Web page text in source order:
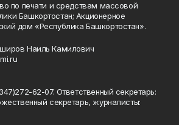
по печати и средствам массовой
Башкортостан; Акционерное
дом «Республика Башкортостан».
Наиль Камилович
62-07. Ответственный секретарь:
секретарь, журналисты: